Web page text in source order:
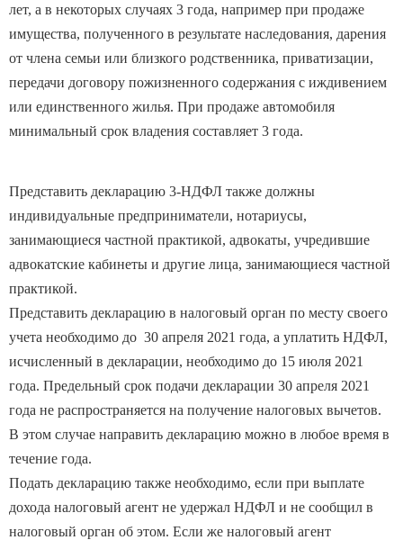
имущества, полученного в результате наследования, дарения
от члена семьи или близкого родственника, приватизации,
передачи договору пожизненного содержания с иждивением
или единственного жилья. При продаже автомобиля
минимальный срок владения составляет 3 года.
индивидуальные предприниматели, нотариусы,
занимающиеся частной практикой, адвокаты, учредившие
адвокатские кабинеты и другие лица, занимающиеся частной
практикой.
Представить декларацию в налоговый орган по месту своего
учета необходимо до 30 апреля 2021 года, а уплатить НДФЛ,
исчисленный в декларации, необходимо до 15 июля 2021
года. Предельный срок подачи декларации 30 апреля 2021
года не распространяется на получение налоговых вычетов.
В этом случае направить декларацию можно в любое время в
течение года.
Подать декларацию также необходимо, если при выплате
дохода налоговый агент не удержал НДФЛ и не сообщил в
налоговый орган об этом. Если же налоговый агент
выполнил эту обязанность, то налоговый орган направит